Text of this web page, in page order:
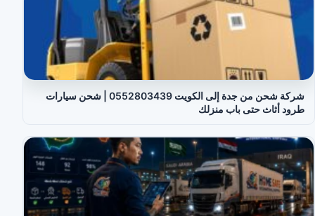
شركة شحن من جدة إلى الكويت 0552803439 | شحن سيارات
طرود أثاث حتى باب منزلك